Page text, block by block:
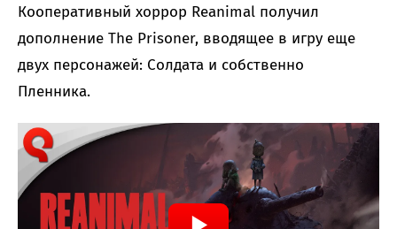
Кооперативный хоррор Reanimal получил
дополнение The Prisoner, вводящее в игру еще
двух персонажей: Солдата и собственно
Пленника.